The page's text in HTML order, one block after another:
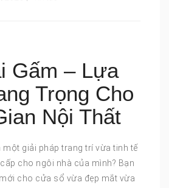
Gấm – Lựa
Trọng Cho
Nội Thất
một giải pháp trang trí vừa tinh tế
cho ngôi nhà của mình? Bạn
cho cửa sổ vừa đẹp mắt vừa